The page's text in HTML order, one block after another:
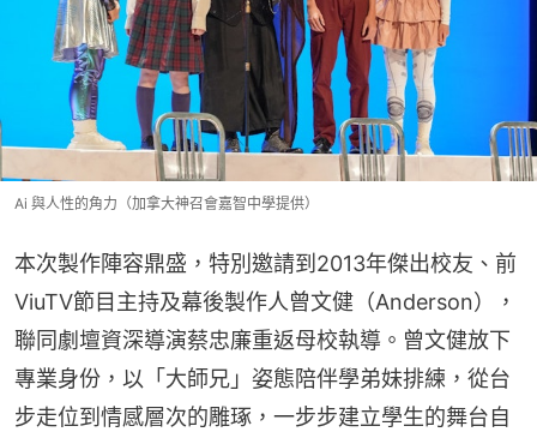
Ai 與人性的角力（加拿大神召會嘉智中學提供）
本次製作陣容鼎盛，特別邀請到2013年傑出校友、前
ViuTV節目主持及幕後製作人曾文健（Anderson），
聯同劇壇資深導演蔡忠廉重返母校執導。曾文健放下
專業身份，以「大師兄」姿態陪伴學弟妹排練，從台
步走位到情感層次的雕琢，一步步建立學生的舞台自